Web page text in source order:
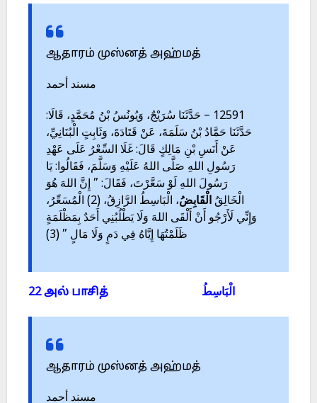
ஆதாரம் முஸ்னத் அஹ்மத்
مسند أحمد
12591 – حَدَّثَنَا سُرَيْجٌ، وَيُونُسُ بْنُ مُحَمَّدٍ، قَالَا:
حَدَّثَنَا حَمَّادُ بْنُ سَلَمَةَ، عَنْ قَتَادَةَ، وَثَابِتٍ الْبُنَانِيِّ،
عَنْ أَنَسِ بْنِ مَالِكٍ قَالَ: غَلَا السِّعْرُ عَلَى عَهْدِ
رَسُولِ اللهِ صَلَّى اللهُ عَلَيْهِ وَسَلَّمَ، فَقَالُوا: يَا
رَسُولَ اللهِ لَوْ سَعَّرْتَ، فَقَالَ: ” إِنَّ اللهَ هُوَ
الْخَالِقُ الْقَابِضُ
، الْبَاسِطُ الرَّازِقُ، (2) الْمُسَعِّرُ،
وَإِنِّي لَأَرْجُو أَنْ أَلْقَى اللهَ وَلَا يَطْلُبُنِي أَحَدٌ بِمَظْلَمَةٍ
ظَلَمْتُهَا إِيَّاهُ فِي دَمٍ وَلَا مَالٍ ” (3)
22 அல் பாசித் الْبَاسِطُ
ஆதாரம் முஸ்னத் அஹ்மத்
مسند أحمد